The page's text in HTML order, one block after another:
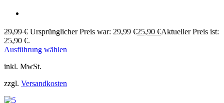
29,99€ Ursprünglicher Preis war: 29,99 €25,90 €Aktueller Preis ist:
25,90 €.
Ausführung wählen
inkl. MwSt.
zzgl. Versandkosten